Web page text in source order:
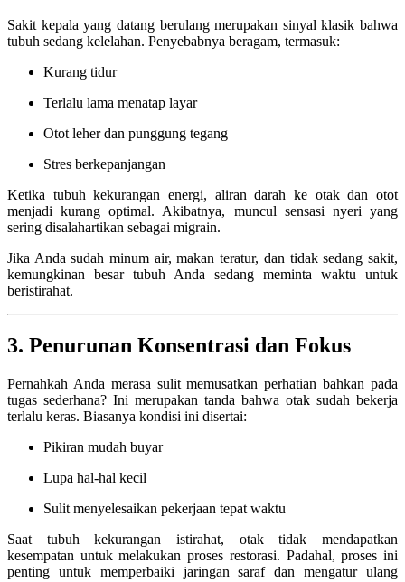
Sakit kepala yang datang berulang merupakan sinyal klasik bahwa
tubuh sedang kelelahan. Penyebabnya beragam, termasuk:
Kurang tidur
Terlalu lama menatap layar
Otot leher dan punggung tegang
Stres berkepanjangan
Ketika tubuh kekurangan energi, aliran darah ke otak dan otot
menjadi kurang optimal. Akibatnya, muncul sensasi nyeri yang
sering disalahartikan sebagai migrain.
Jika Anda sudah minum air, makan teratur, dan tidak sedang sakit,
kemungkinan besar tubuh Anda sedang meminta waktu untuk
beristirahat.
3. Penurunan Konsentrasi dan Fokus
Pernahkah Anda merasa sulit memusatkan perhatian bahkan pada
tugas sederhana? Ini merupakan tanda bahwa otak sudah bekerja
terlalu keras. Biasanya kondisi ini disertai:
Pikiran mudah buyar
Lupa hal-hal kecil
Sulit menyelesaikan pekerjaan tepat waktu
Saat tubuh kekurangan istirahat, otak tidak mendapatkan
kesempatan untuk melakukan proses restorasi. Padahal, proses ini
penting untuk memperbaiki jaringan saraf dan mengatur ulang